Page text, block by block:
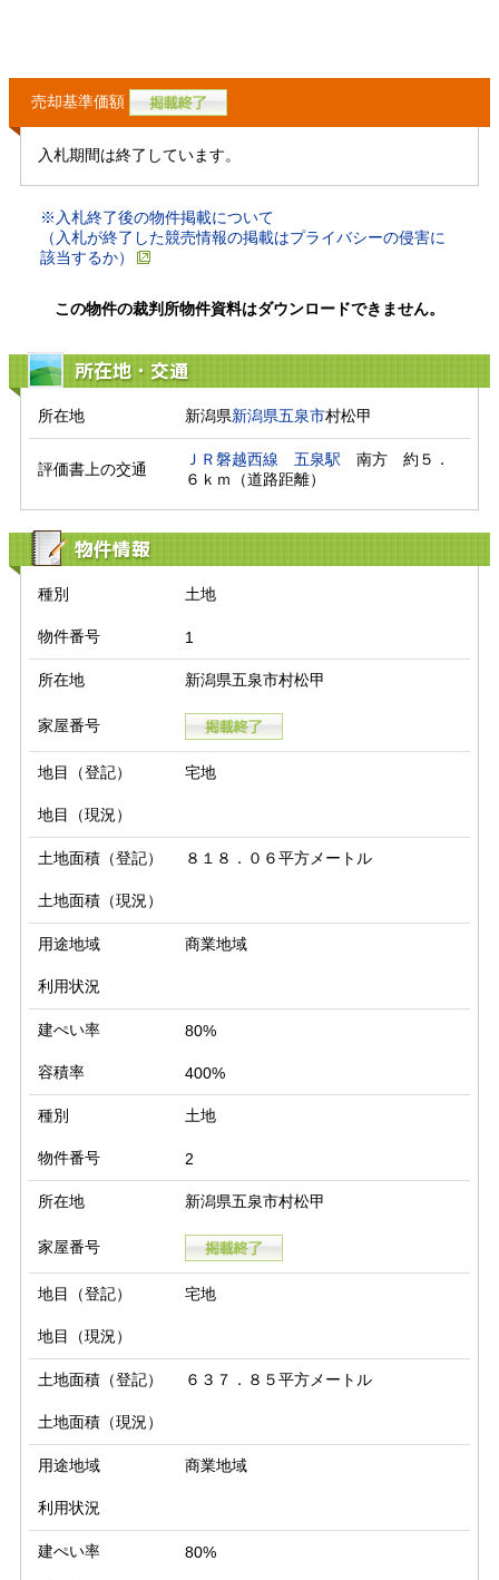
売却基準価額
入札期間は終了しています。
※入札終了後の物件掲載について
（入札が終了した競売情報の掲載はプライバシーの侵害に
該当するか）
この物件の裁判所物件資料はダウンロードできません。
所在地・交通
所在地 新潟県新潟県五泉市村松甲
評価書上の交通
ＪＲ磐越西線 五泉駅 南方　約５．
６ｋｍ（道路距離）
物件情報
種別 土地
物件番号 1
所在地 新潟県五泉市村松甲
家屋番号
地目（登記） 宅地
地目（現況）
土地面積（登記） ８１８．０６平方メートル
土地面積（現況）
用途地域 商業地域
利用状況
建ぺい率 80%
容積率 400%
種別 土地
物件番号 2
所在地 新潟県五泉市村松甲
家屋番号
地目（登記） 宅地
地目（現況）
土地面積（登記） ６３７．８５平方メートル
土地面積（現況）
用途地域 商業地域
利用状況
建ぺい率 80%